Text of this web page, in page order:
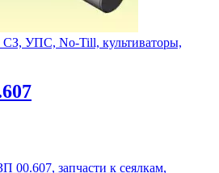
СЗ, УПС, No-Till, культиваторы,
00.607, запчасти к сеялкам,